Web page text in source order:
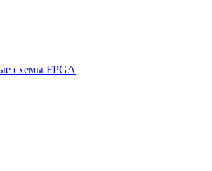
схемы FPGA